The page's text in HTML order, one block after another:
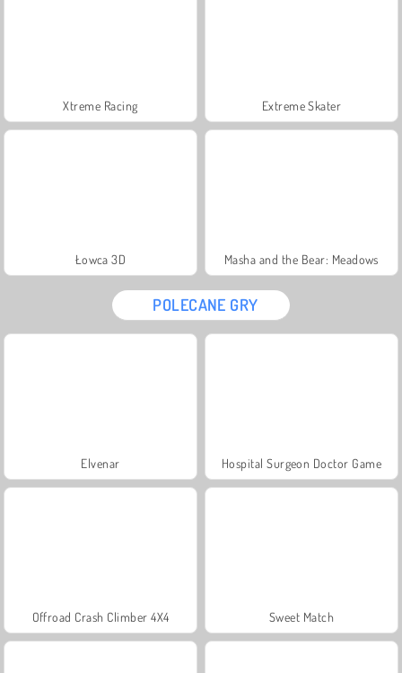
Xtreme Racing Extreme Skater
Łowca 3D Masha and the Bear: Meadows
POLECANE GRY
Elvenar Hospital Surgeon Doctor Game
Offroad Crash Climber 4X4 Sweet Match